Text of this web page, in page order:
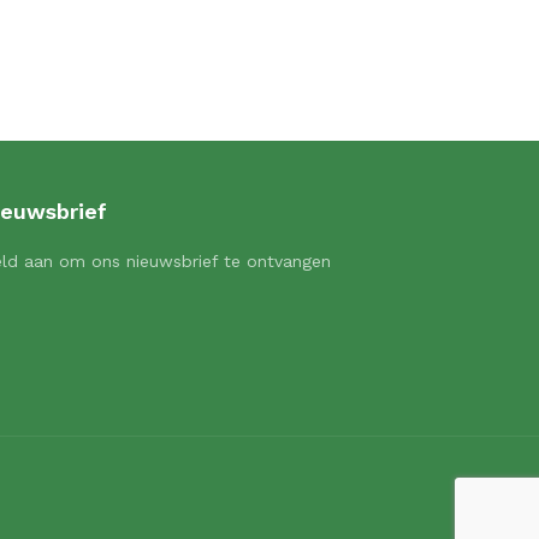
aan om ons nieuwsbrief te ontvangen